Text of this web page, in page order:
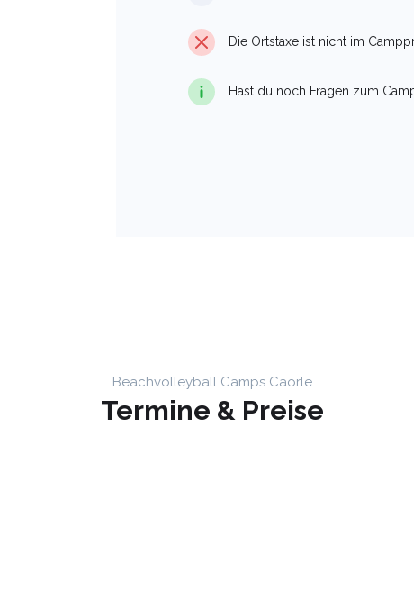
Die Ortstaxe ist nicht im
Hast du noch Fragen zum
Beachvolleyball Camps Caorle
Termine & Preise